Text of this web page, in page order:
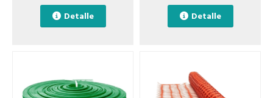
Detalle Detalle